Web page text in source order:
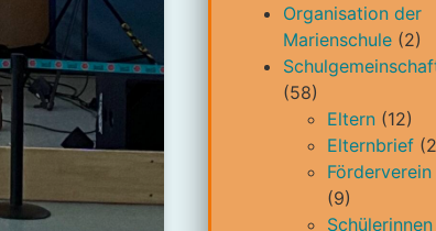
Organisation der
Marienschule(2)
(58)
Eltern(12)
Elternbrief
Förderverein
(9)
Schülerinnen